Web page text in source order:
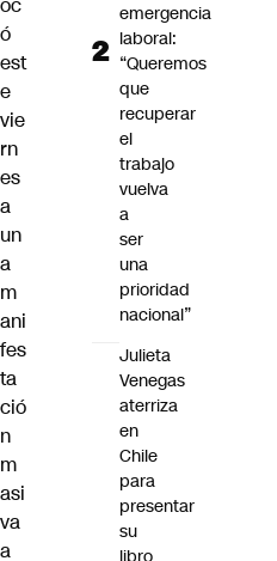
ó
est
e
vie
rn
es
a
un
a
m
ani
fes
ta
ció
n
m
asi
va
a
emergencia
laboral:
“Queremos
que
recuperar
el
trabajo
vuelva
a
ser
una
prioridad
nacional”
Julieta
Venegas
aterriza
en
Chile
para
presentar
su
libro